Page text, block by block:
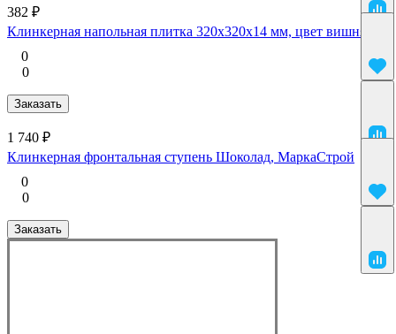
382 ₽
Клинкерная напольная плитка 320x320x14 мм, цвет вишня
0
0
Заказать
1 740 ₽
Клинкерная фронтальная ступень Шоколад, МаркаСтрой
0
0
Заказать